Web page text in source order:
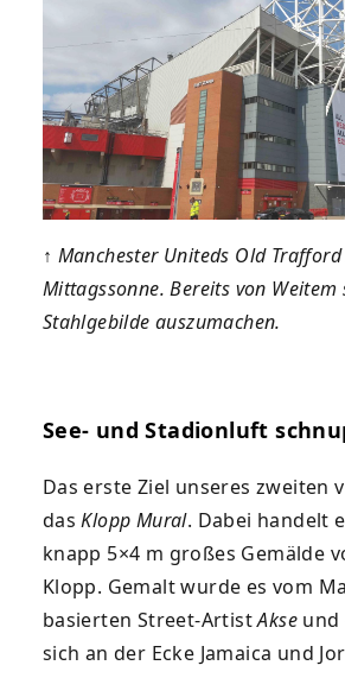
↑ Manchester Uniteds Old
Mittagssonne. Bereits von
Stahlgebilde auszumachen.
See- und Stadionluft
Das erste Ziel unseres zweiten
dasKlopp Mural. Dabei handelt
knapp 5×4 m großes Gemälde
Klopp. Gemalt wurde es vom
basierten Street-ArtistAkse und
sich an der Ecke Jamaica und